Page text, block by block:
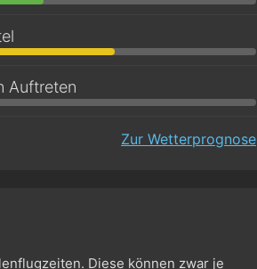
Auftreten
Zur Wetterprognose
Diese können zwar je